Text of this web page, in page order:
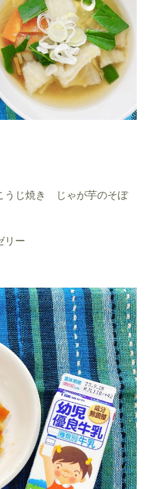
うじ焼き じゃが芋のそぼ
リー